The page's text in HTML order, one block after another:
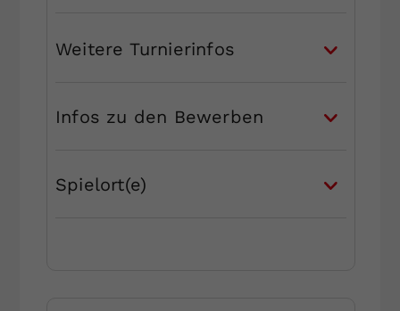
Weitere Turnierinfos
Infos zu den Bewerben
Spielort(e)